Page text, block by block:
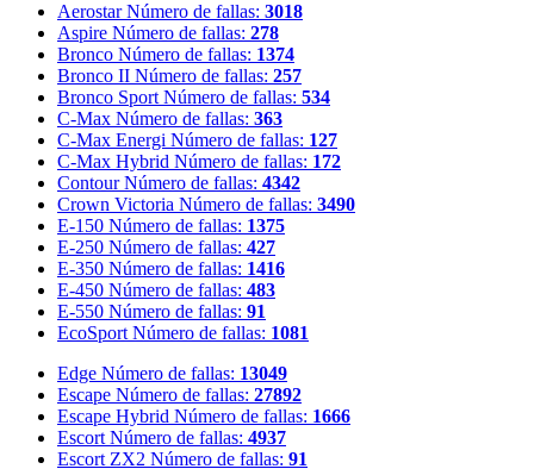
Aerostar Número de fallas: 3018
Aspire Número de fallas: 278
Bronco Número de fallas: 1374
Bronco II Número de fallas: 257
Bronco Sport Número de fallas: 534
C-Max Número de fallas: 363
C-Max Energi Número de fallas: 127
C-Max Hybrid Número de fallas: 172
Contour Número de fallas: 4342
Crown Victoria Número de fallas: 3490
E-150 Número de fallas: 1375
E-250 Número de fallas: 427
E-350 Número de fallas: 1416
E-450 Número de fallas: 483
E-550 Número de fallas: 91
EcoSport Número de fallas: 1081
Edge Número de fallas: 13049
Escape Número de fallas: 27892
Escape Hybrid Número de fallas: 1666
Escort Número de fallas: 4937
Escort ZX2 Número de fallas: 91